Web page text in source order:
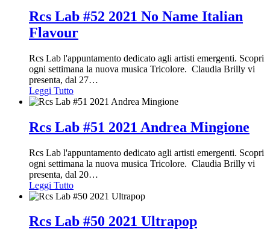
Rcs Lab #52 2021 No Name Italian
Flavour
Rcs Lab l'appuntamento dedicato agli artisti emergenti. Scopri
ogni settimana la nuova musica Tricolore. Claudia Brilly vi
presenta, dal 27…
Leggi Tutto
Rcs Lab #51 2021 Andrea Mingione
Rcs Lab l'appuntamento dedicato agli artisti emergenti. Scopri
ogni settimana la nuova musica Tricolore. Claudia Brilly vi
presenta, dal 20…
Leggi Tutto
Rcs Lab #50 2021 Ultrapop